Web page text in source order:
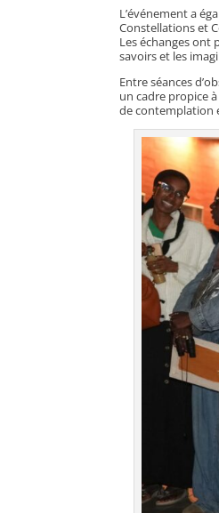
L’événement a
Constellations et
Les échanges ont
savoirs et les
Entre séances
un cadre propice
de contemplation